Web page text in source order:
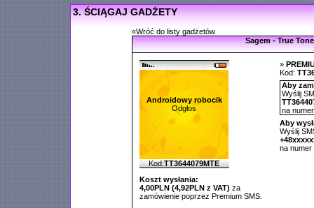
3. ŚCIĄGAJ GADŻETY
«Wróć do listy gadżetów
Sagem - True Tone
Androidowy robocik
Odgłos
Kod:TT3644079MTE
Koszt wysłania:
4,00PLN (4,92PLN z VAT) za
zamówienie poprzez Premium SMS.
»
Kod:
Aby
Wyślij
na
Aby
Wyślij
na numer